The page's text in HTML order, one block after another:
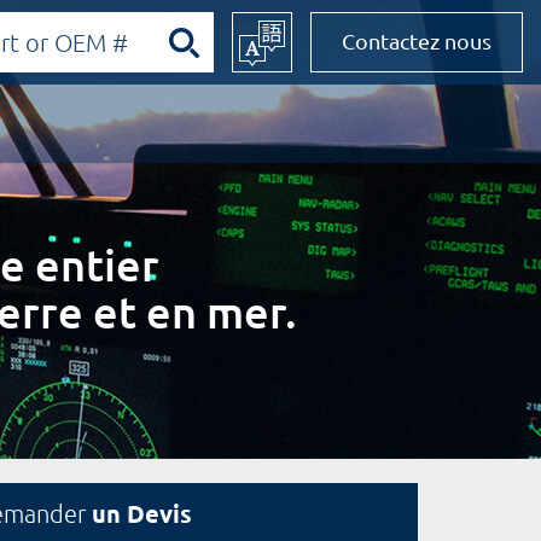
Contactez nous
entier
et en mer.
un Devis